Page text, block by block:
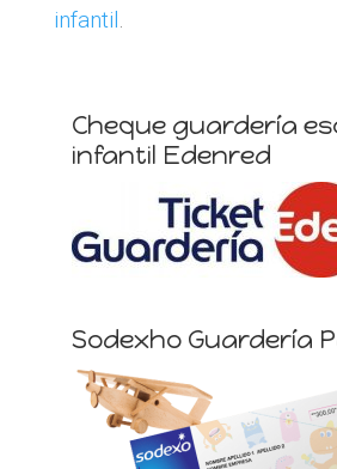
infantil.
Cheque guardería
infantil Edenred
Sodexho Guardería